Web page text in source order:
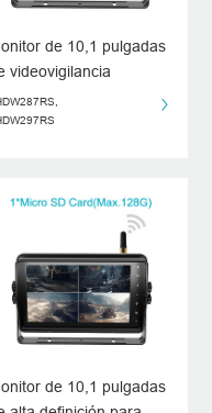
de 10,1 pulgadas
videovigilancia
para
detección
de 10,1 pulgadas